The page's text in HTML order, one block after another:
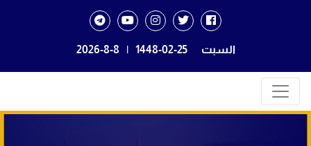
السبت 1448-02-25
|
2026-8-8